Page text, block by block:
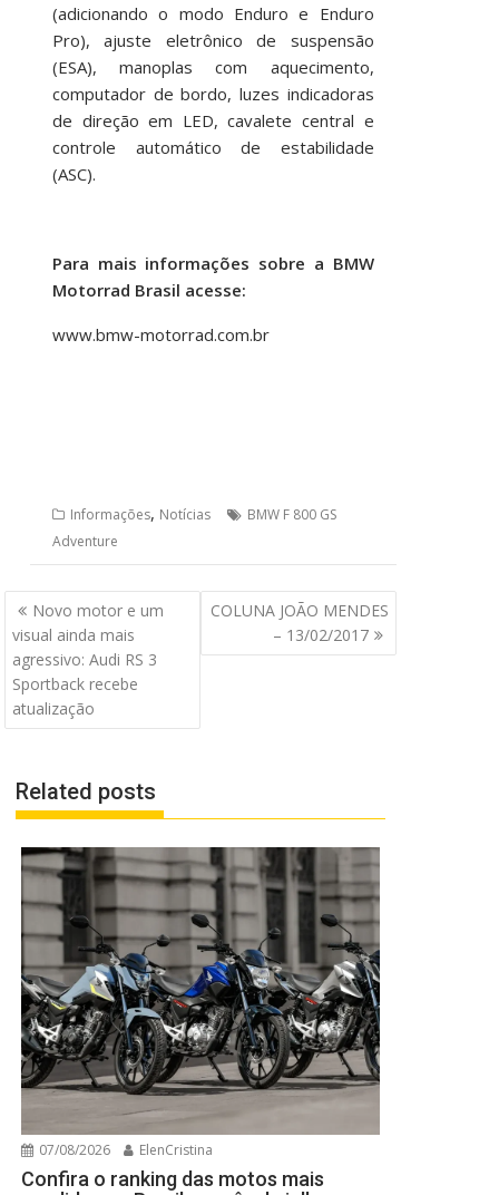
(adicionando o modo Enduro e Enduro
Pro), ajuste eletrônico de suspensão
(ESA), manoplas com aquecimento,
computador de bordo, luzes indicadoras
de direção em LED, cavalete central e
controle automático de estabilidade
(ASC).
Para mais informações sobre a BMW
Motorrad Brasil acesse:
www.bmw-motorrad.com.br
Informações, Notícias
BMW F 800 GS
Adventure
Navegação
de
Post
Novo motor e um
visual ainda mais
agressivo: Audi RS 3
Sportback recebe
atualização
COLUNA JOÃO MENDES
– 13/02/2017
Related posts
07/08/2026 ElenCristina
Confira o ranking das motos mais